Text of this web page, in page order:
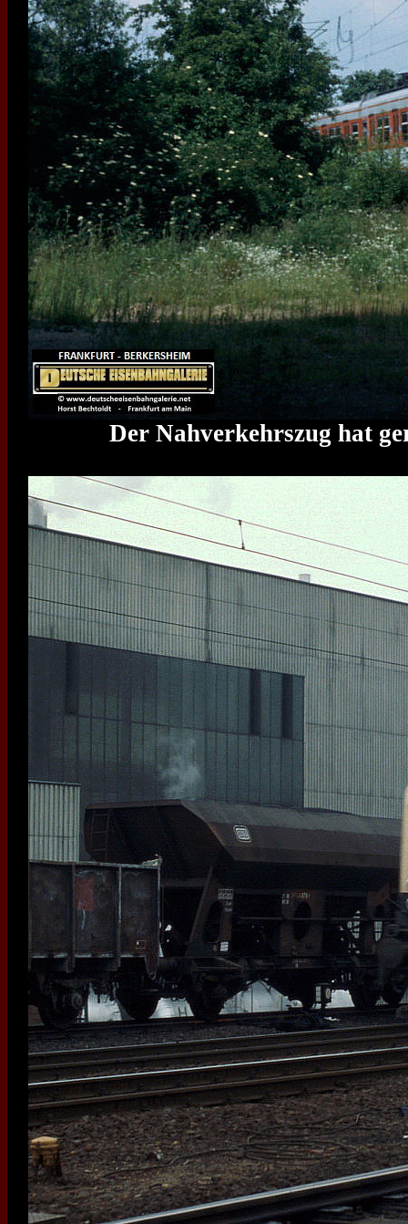
Der Nahverkehrszug hat